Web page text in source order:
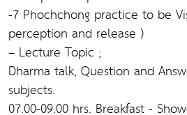
-7 Phochchong practice to be
perception and release )
– Lecture Topic ;
Dharma talk, Question and
subjects.
07.00-09.00 hrs. Breakfast -